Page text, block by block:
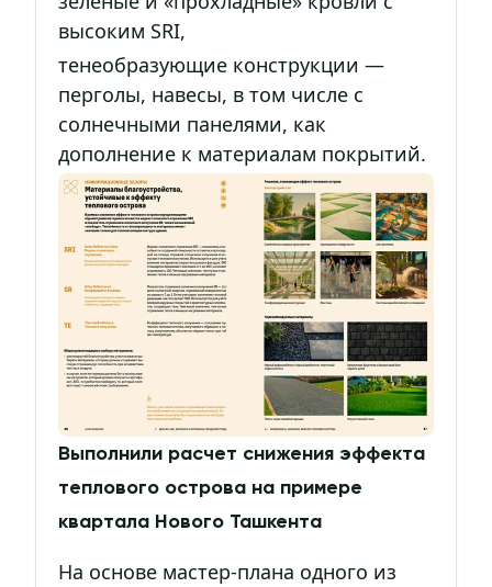
высоким SRI,
тенеобразующие конструкции —
перголы, навесы, в том числе с
солнечными панелями, как
дополнение к материалам покрытий.
Выполнили расчет снижения эффекта
теплового острова на примере
квартала Нового Ташкента
На основе мастер-плана одного из